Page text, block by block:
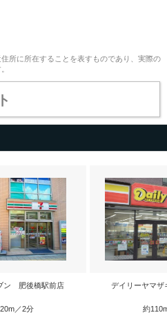
所に所在することを表すものであり、実際の
ン 肥後橋駅前店
／2分
デイリーヤマザ
約